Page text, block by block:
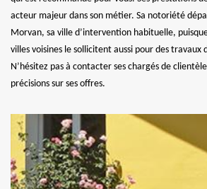
acteur majeur dans son métier. Sa notoriété
Morvan, sa ville d’intervention habituelle,
villes voisines le sollicitent aussi pour des travaux
N’hésitez pas à contacter ses chargés de
précisions sur ses offres.